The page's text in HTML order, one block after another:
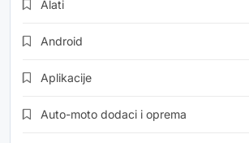
Alati
Android
Aplikacije
Auto-moto dodaci i oprema